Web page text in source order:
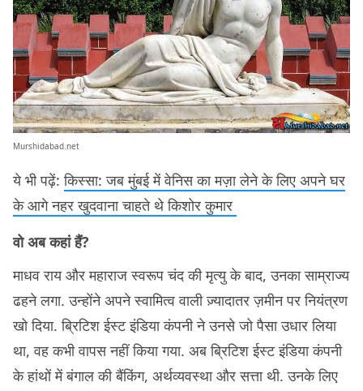
Murshidabad.net
ये भी पढ़ें:किस्सा: जब मुंबई में वेनिस का मज़ा लेने के लिए अपने घर
के आगे नहर खुदवाना चाहते थे किशोर कुमार
वो अब कहां हैं?
माधव राय और महाराज स्वरूप चंद की मृत्यु के बाद, उनका साम्राज्य
ढहने लगा. उन्होंने अपने स्वामित्व वाली ज़्यादातर ज़मीन पर नियंत्रण
खो दिया. ब्रिटिश ईस्ट इंडिया कंपनी ने उनसे जो पैसा उधार लिया
था, वह कभी वापस नहीं किया गया. अब ब्रिटिश ईस्ट इंडिया कंपनी
के हांथों में बंगाल की बैंकिंग, अर्थव्यवस्था और सत्ता थी. उनके लिए